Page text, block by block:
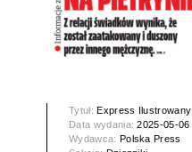
Tytuł: Express Ilustrowany
Data wydania:2025-05-06
Wydawca: Polska Press